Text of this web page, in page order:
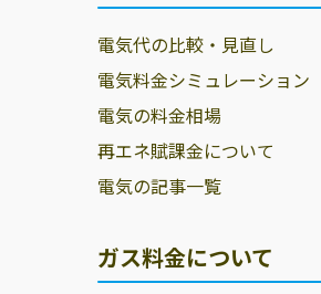
電気代の比較・見直し
電気料金シミュレーション
電気の料金相場
再エネ賦課金について
電気の記事一覧
ガス料金について